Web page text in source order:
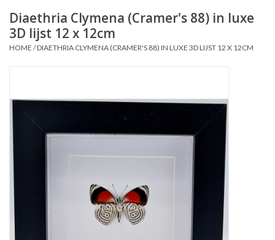
Nieuw
Sieraden
Insecten
Lijsten & Stolpen
Schedels & skeletten
Diaethria Clymena (Cramer's 88) in luxe
3D lijst 12 x 12cm
HOME /DIAETHRIA CLYMENA (CRAMER'S 88) IN LUXE 3D LIJST 12 X 12CM